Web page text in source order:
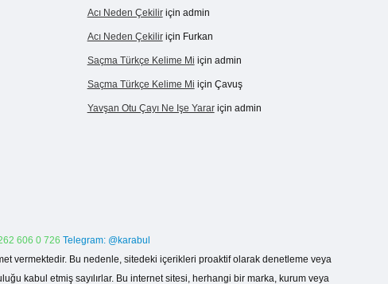
Acı Neden Çekiliriçin admin
Acı Neden Çekiliriçin Furkan
Saçma Türkçe Kelime Mi için admin
Saçma Türkçe Kelime Mi için Çavuş
Yavşan Otu Çayı Ne Işe Yarariçin admin
606 0 726 Telegram: @karabul
vermektedir. Bu nedenle, sitedeki içerikleri proaktif olarak denetleme veya
kabul etmiş sayılırlar. Bu internet sitesi, herhangi bir marka, kurum veya